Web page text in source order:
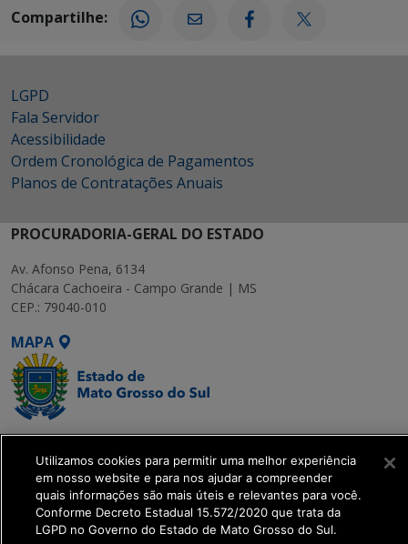
Compartilhe:
LGPD
Fala Servidor
Acessibilidade
Ordem Cronológica de Pagamentos
Planos de Contratações Anuais
PROCURADORIA-GERAL DO ESTADO
Av. Afonso Pena, 6134
Chácara Cachoeira - Campo Grande | MS
CEP.: 79040-010
MAPA
SETDIG | Secretaria-
Executiva de
Transformação Digital
get_footer();
Utilizamos cookies para permitir uma melhor experiência
em nosso website e para nos ajudar a compreender
quais informações são mais úteis e relevantes para você.
Conforme Decreto Estadual 15.572/2020 que trata da
LGPD no Governo do Estado de Mato Grosso do Sul.